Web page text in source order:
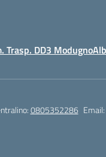
Trasp. DD3 Modugno
0805352286 Email: